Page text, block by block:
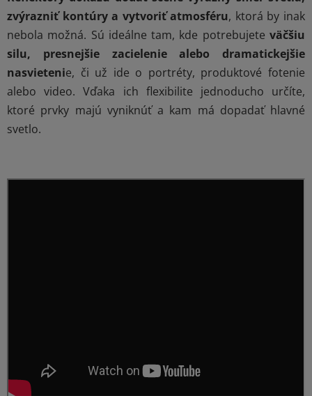
á
d
a
c
i
e
p
r
v
zvýrazniť kontúry a vytvoriť atmosféru, ktorá by inak
nebola možná. Sú ideálne tam, kde potrebujete väčšiu
silu, presnejšie zacielenie alebo dramatickejšie
nasvietenie, či už ide o portréty, produktové fotenie
alebo video. Vďaka ich flexibilite jednoducho určíte,
ktoré prvky majú vyniknúť a kam má dopadať hlavné
svetlo.